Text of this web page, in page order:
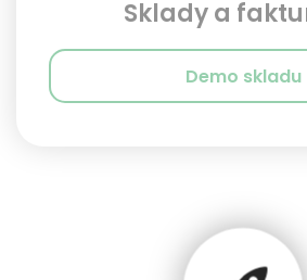
Sklady a
Demo skladu